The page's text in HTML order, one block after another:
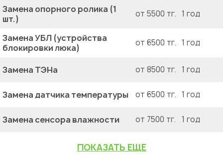
Замена опорного ролика (1
шт.)
от 5500 тг. 1 год
Замена УБЛ (устройства
блокировки люка)
от 6500 тг. 1 год
Замена ТЭНа от 8500 тг. 1 год
Замена датчика температуры от 6500 тг. 1 год
Замена сенсора влажности от 7500 тг. 1 год
ПОКАЗАТЬ ЕЩЕ